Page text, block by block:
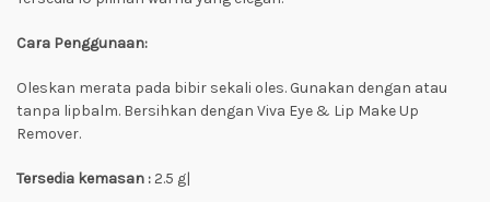
Cara Penggunaan:
Oleskan merata pada bibir sekali oles. Gunakan dengan atau
tanpa lipbalm. Bersihkan dengan Viva Eye & Lip Make Up
Remover.
Tersedia kemasan :2.5 g|